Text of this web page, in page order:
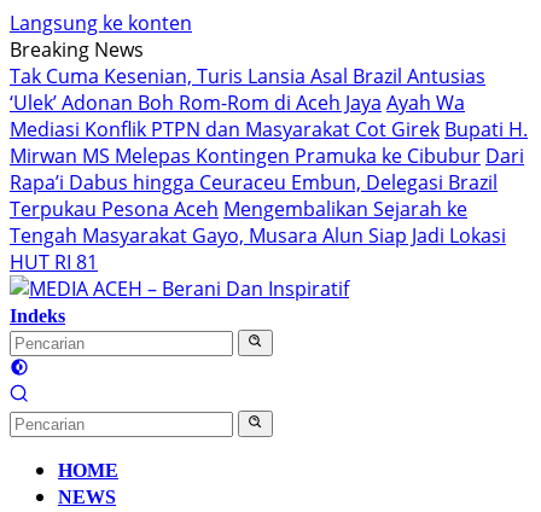
Langsung ke konten
Breaking News
Tak Cuma Kesenian, Turis Lansia Asal Brazil Antusias
‘Ulek’ Adonan Boh Rom-Rom di Aceh Jaya Ayah Wa
Mediasi Konflik PTPN dan Masyarakat Cot Girek Bupati H.
Mirwan MS Melepas Kontingen Pramuka ke Cibubur Dari
Rapa’i Dabus hingga Ceuraceu Embun, Delegasi Brazil
Terpukau Pesona Aceh Mengembalikan Sejarah ke
Tengah Masyarakat Gayo, Musara Alun Siap Jadi Lokasi
HUT RI 81
Indeks
HOME
NEWS